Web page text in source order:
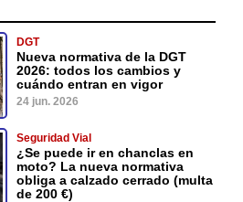
DGT
Nueva normativa de la DGT
2026: todos los cambios y
cuándo entran en vigor
24 jun. 2026
Seguridad Vial
¿Se puede ir en chanclas en
moto? La nueva normativa
obliga a calzado cerrado (multa
de 200 €)